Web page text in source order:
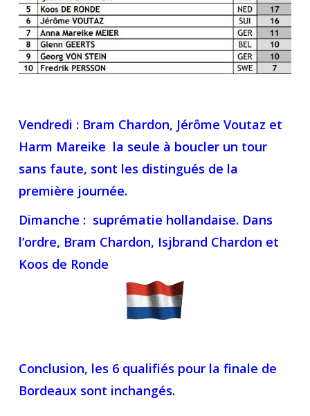
Vendredi : Bram Chardon, Jérôme Voutaz et
Harm Mareike la seule à boucler un tour
sans faute, sont les distingués de la
première journée.
Dimanche : suprématie hollandaise. Dans
l’ordre, Bram Chardon, Isjbrand Chardon et
Koos de Ronde
Conclusion, les 6 qualifiés pour la finale de
Bordeaux sont inchangés.